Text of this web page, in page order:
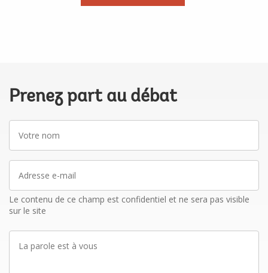
Prenez part au débat
nom
mail
Le contenu de ce champ est confidentiel et ne sera pas visible
sur le site
parole